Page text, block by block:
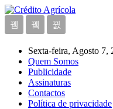
Sexta-feira, Agosto 7,
Quem Somos
Publicidade
Assinaturas
Contactos
Política de privacidade